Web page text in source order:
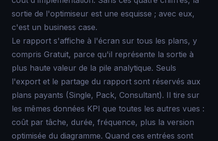
sortie de l'optimiseur est une esquisse ; avec eux,
c'est un business case.
Le rapport s'affiche à l'écran sur tous les plans, y
compris Gratuit, parce qu'il représente la sortie à
plus haute valeur de la pile analytique. Seuls
l'export et le partage du rapport sont réservés aux
plans payants (Single, Pack, Consultant). Il tire sur
les mêmes données KPI que toutes les autres vues :
coût par tâche, durée, fréquence, plus la version
optimisée du diagramme. Quand ces entrées sont